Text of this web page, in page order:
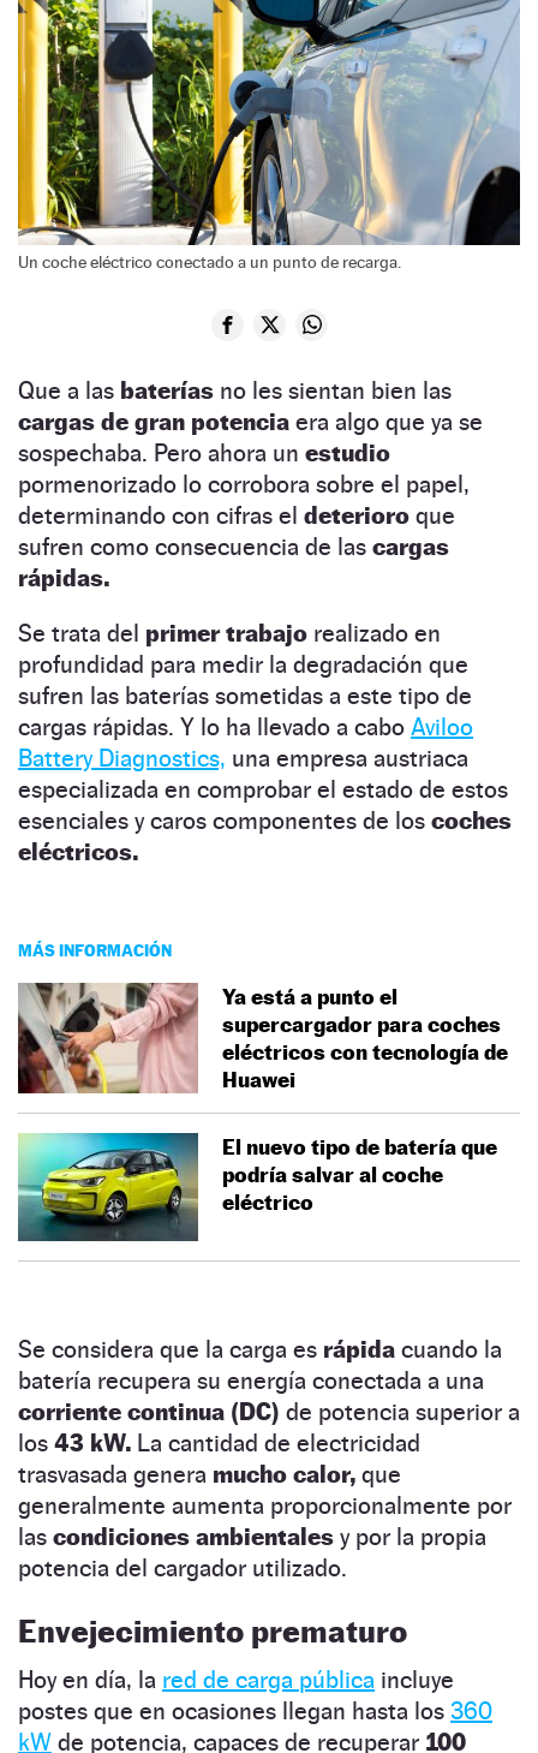
Un coche eléctrico conectado a un punto de recarga.
Que a las baterías no les sientan bien las
cargas de gran potencia era algo que ya se
sospechaba. Pero ahora un estudio
pormenorizado lo corrobora sobre el papel,
determinando con cifras el deterioro que
sufren como consecuencia de las cargas
rápidas.
Se trata del primer trabajo realizado en
profundidad para medir la degradación que
sufren las baterías sometidas a este tipo de
cargas rápidas. Y lo ha llevado a cabo Aviloo
Battery Diagnostics, una empresa austriaca
especializada en comprobar el estado de estos
esenciales y caros componentes de los coches
eléctricos.
MÁS INFORMACIÓN
Ya está a punto el
supercargador para coches
eléctricos con tecnología de
Huawei
El nuevo tipo de batería que
podría salvar al coche
eléctrico
Se considera que la carga es rápida cuando la
batería recupera su energía conectada a una
corriente continua (DC) de potencia superior a
los 43 kW. La cantidad de electricidad
trasvasada genera mucho calor, que
generalmente aumenta proporcionalmente por
las condiciones ambientales y por la propia
potencia del cargador utilizado.
Envejecimiento prematuro
Hoy en día, la red de carga pública incluye
postes que en ocasiones llegan hasta los 360
kW de potencia, capaces de recuperar 100